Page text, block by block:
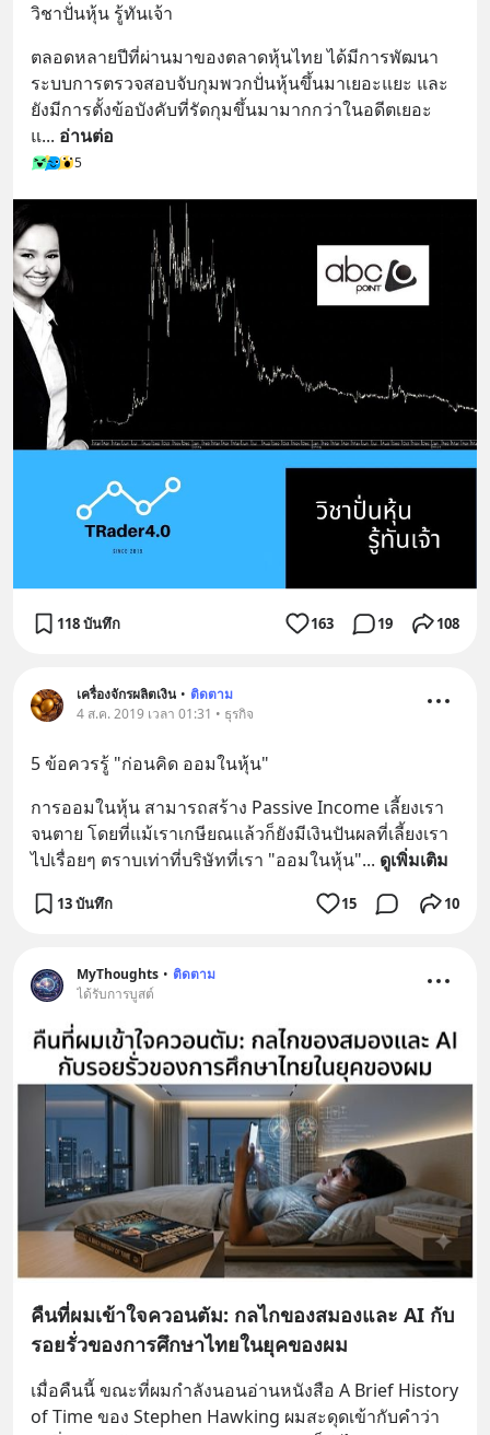
วิชาปั่นหุ้น รู้ทันเจ้า
ตลอดหลายปีที่ผ่านมาของตลาดหุ้นไทย ได้มีการพัฒนา
ระบบการตรวจสอบจับกุมพวกปั่นหุ้นขึ้นมาเยอะแยะ และ
ยังมีการตั้งข้อบังคับที่รัดกุมขึ้นมามากกว่าในอดีตเยอะ
แ... อ่านต่อ
5
118 บันทึก 163 19 108
เครื่องจักรผลิตเงิน • ติดตาม
4 ส.ค. 2019 เวลา 01:31 • ธุรกิจ
5 ข้อควรรู้ "ก่อนคิด ออมในหุ้น"
การออมในหุ้น สามารถสร้าง Passive Income เลี้ยงเรา
จนตาย โดยที่แม้เราเกษียณแล้วก็ยังมีเงินปันผลที่เลี้ยงเรา
ไปเรื่อยๆ ตราบเท่าที่บริษัทที่เรา "ออมในหุ้น"... ดูเพิ่มเติม
13 บันทึก 15 10
MyThoughts • ติดตาม
ได้รับการบูสต์
คืนที่ผมเข้าใจควอนตัม: กลไกของสมองและ AI กับ
รอยรั่วของการศึกษาไทยในยุคของผม
เมื่อคืนนี้ ขณะที่ผมกำลังนอนอ่านหนังสือ A Brief History
of Time ของ Stephen Hawking ผมสะดุดเข้ากับคำว่า